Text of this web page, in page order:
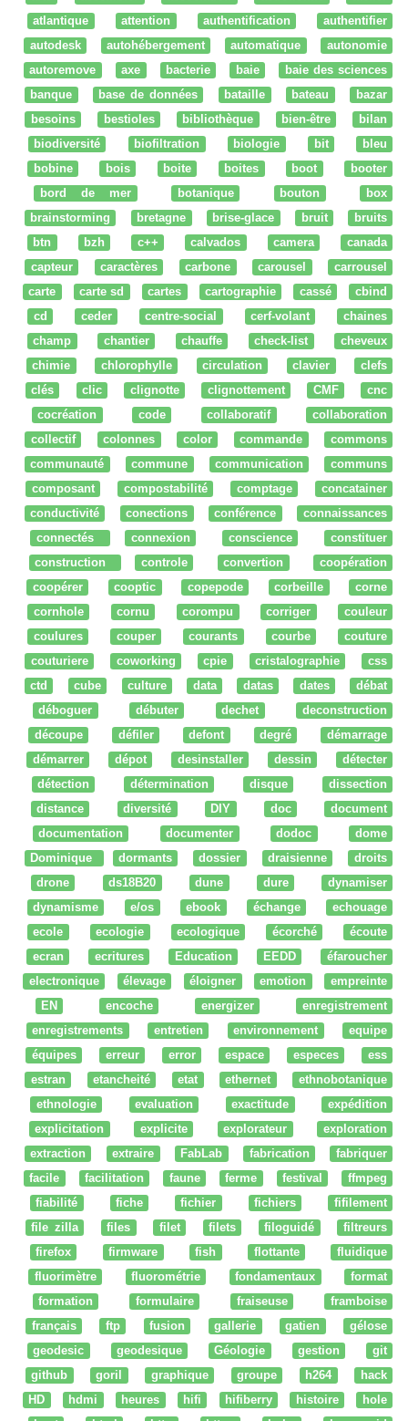
atlantique
attention authentification
authentifier
autodesk
autohébergement automatique
autonomie
autoremove
axe bacterie baie
baie des sciences
banque
base de données bataille bateau
bazar
besoins
bestioles bibliothèque bien-être
bilan
biodiversité
biofiltration biologie bit
bleu
bobine
bois boite boites boot
booter
bord de mer
botanique bouton
box
brainstorming
bretagne brise-glace bruit
bruits
btn
bzh c++ calvados camera
canada
capteur
caractères carbone carousel
carrousel
carte
carte sd cartes cartographie cassé
cbind
cd
ceder centre-social cerf-volant
chaines
champ
chantier chauffe check-list
cheveux
chimie
chlorophylle circulation clavier
clefs
clés
clic clignotte clignottement CMF
cnc
cocréation
code collaboratif
collaboration
collectif
colonnes color commande
commons
communauté
commune communication
communs
composant
compostabilité comptage
concatainer
conductivité
conections conférence
connaissances
connectés
connexion conscience
constituer
construction
controle convertion
coopération
coopérer
cooptic copepode corbeille
corne
cornhole
cornu corompu corriger
couleur
coulures
couper courants courbe
couture
couturiere
coworking cpie cristalographie
css
ctd
cube culture data datas dates
débat
déboguer
débuter dechet
deconstruction
découpe
défiler defont degré
démarrage
démarrer
dépot desinstaller dessin
détecter
détection
détermination disque
dissection
distance
diversité DIY doc
document
documentation
documenter dodoc
dome
Dominique
dormants dossier draisienne
droits
drone
ds18B20 dune dure
dynamiser
dynamisme
e/os ebook échange
echouage
ecole
ecologie ecologique écorché
écoute
ecran
ecritures Education EEDD
éfaroucher
electronique
élevage éloigner emotion
empreinte
EN
encoche energizer
enregistrement
enregistrements
entretien environnement
equipe
équipes
erreur error espace especes
ess
estran
etancheité etat ethernet
ethnobotanique
ethnologie
evaluation exactitude
expédition
explicitation
explicite explorateur
exploration
extraction
extraire FabLab fabrication
fabriquer
facile
facilitation faune ferme festival
ffmpeg
fiabilité
fiche fichier fichiers
fifilement
file zilla
files filet filets filoguidé
filtreurs
firefox
firmware fish flottante
fluidique
fluorimètre
fluorométrie fondamentaux
format
formation
formulaire fraiseuse
framboise
français
ftp fusion gallerie gatien
gélose
geodesic
geodesique Géologie gestion
git
github
goril graphique groupe h264
hack
HD
hdmi heures hifi hifiberry histoire
hole